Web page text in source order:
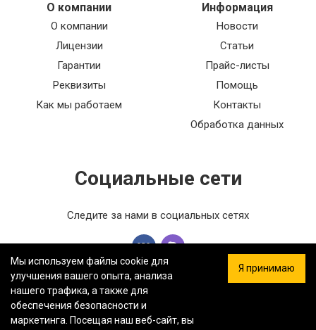
О компании
О компании
Лицензии
Гарантии
Реквизиты
Как мы работаем
Информация
Новости
Статьи
Прайс-листы
Помощь
Контакты
Обработка данных
Социальные сети
Следите за нами в социальных сетях
ООО «ФЕРСТ МАСТЕР» — Информация на сайте не является
Мы используем файлы cookie для
улучшения вашего опыта, анализа
нашего трафика, а также для
обеспечения безопасности и
маркетинга. Посещая наш веб-сайт, вы
Я принимаю